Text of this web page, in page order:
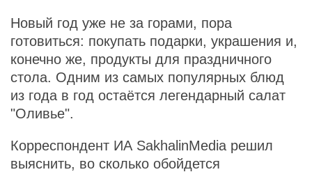
Новый год уже не за горами, пора
готовиться: покупать подарки, украшения и,
конечно же, продукты для праздничного
стола. Одним из самых популярных блюд
из года в год остаётся легендарный салат
"Оливье".
Корреспондент ИА SakhalinMedia решил
выяснить, во сколько обойдется